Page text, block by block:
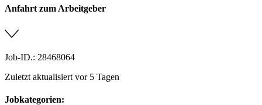
Anfahrt zum Arbeitgeber
Job-ID.: 28468064
Zuletzt aktualisiert vor 5 Tagen
Jobkategorien: